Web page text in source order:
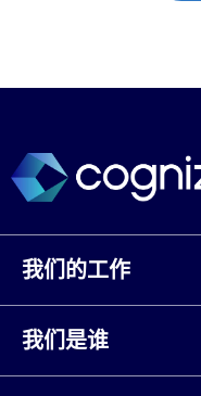
我们的工作
我们是谁